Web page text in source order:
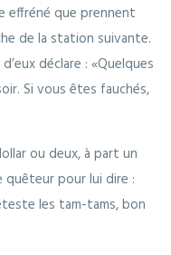
effréné que prennent
de la station suivante.
déclare : «Quelques
Si vous êtes fauchés,
ou deux, à part un
quêteur pour lui dire :
les tam-tams, bon